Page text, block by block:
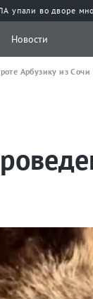
упали во дворе
Новости
Арбузику из Сочи